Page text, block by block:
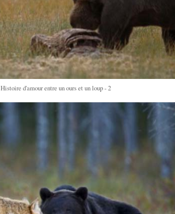
Histoire d'amour entre un ours et un loup - 2